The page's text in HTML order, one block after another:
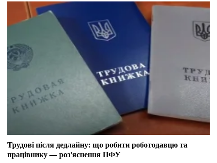
Трудові після дедлайну: що робити роботодавцю та
працівнику — роз'яснення ПФУ